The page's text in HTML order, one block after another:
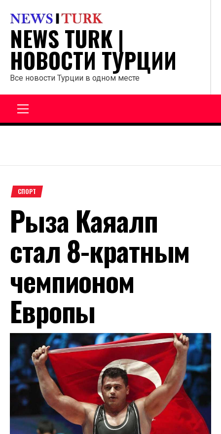
содержанию
NEWS TURK |
НОВОСТИ ТУРЦИИ
Все новости Турции в одном месте
СПОРТ
Рыза Каяалп
стал 8-кратным
чемпионом
Европы